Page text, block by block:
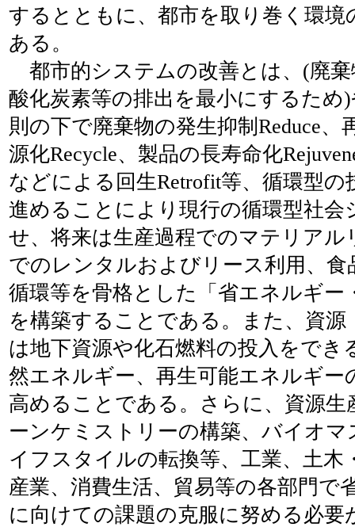
するとともに、都市を取り巻く環境
ある。
都市的システムの改善とは、(廃棄
酸化炭素等の排出を最小にするため
則の下で廃棄物の発生抑制Reduce、
源化Recycle、製品の長寿命化
などによる回生Retrofit等、循環型
進めることにより現行の循環型社会
せ、将来は生産過程でのマテリアル
でのレンタルおよびリース利用、
循環等を骨格とした「省エネルギー
を構築することである。また、資
は地下資源や化石燃料の投入をでき
然エネルギー、再生可能エネルギー
高めることである。さらに、資源生
ーンケミストリーの構築、バイオマ
イフスタイルの転換等、工業、土木
産業、消費生活、貿易等の各部門で
に向けての課題の克服に努める必要